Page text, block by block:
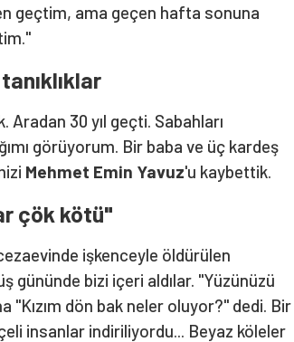
geçtim, ama geçen hafta sonuna
30 yıl geçti. Sabahları
görüyorum. Bir baba ve üç kardeş
Mehmet Emin Yavuz'u kaybettik.
çök kötü"
işkenceyle öldürülen
gününde bizi içeri aldılar. "Yüzünüzü
"Kızım dön bak neler oluyor?" dedi. Bir
insanlar indiriliyordu... Beyaz köleler